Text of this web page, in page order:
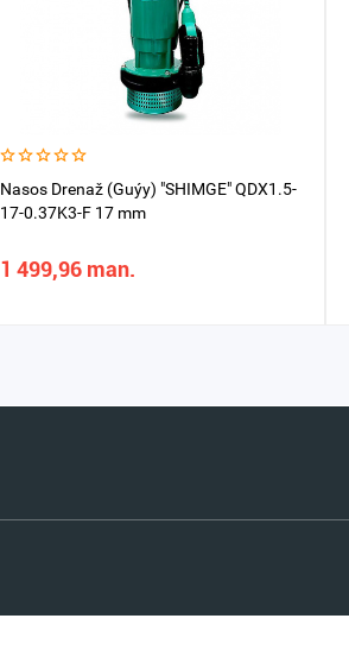
Nasos Drenaž (Guýy) "SHIMGE" QDX1.5-
17-0.37K3-F 17 mm
1 499,96 man.